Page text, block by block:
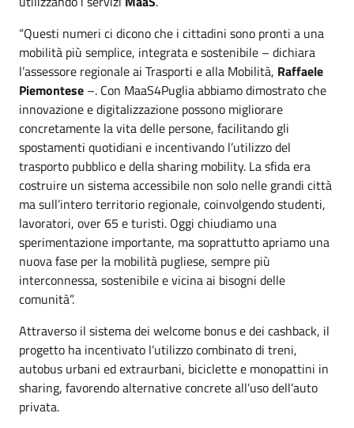
“Questi numeri ci dicono che i cittadini sono pronti a una
mobilità più semplice, integrata e sostenibile – dichiara
l’assessore regionale ai Trasporti e alla Mobilità, Raffaele
Piemontese –. Con MaaS4Puglia abbiamo dimostrato che
innovazione e digitalizzazione possono migliorare
concretamente la vita delle persone, facilitando gli
spostamenti quotidiani e incentivando l’utilizzo del
trasporto pubblico e della sharing mobility. La sfida era
costruire un sistema accessibile non solo nelle grandi città
ma sull’intero territorio regionale, coinvolgendo studenti,
lavoratori, over 65 e turisti. Oggi chiudiamo una
sperimentazione importante, ma soprattutto apriamo una
nuova fase per la mobilità pugliese, sempre più
interconnessa, sostenibile e vicina ai bisogni delle
comunità”.
Attraverso il sistema dei welcome bonus e dei cashback, il
progetto ha incentivato l’utilizzo combinato di treni,
autobus urbani ed extraurbani, biciclette e monopattini in
sharing, favorendo alternative concrete all’uso dell’auto
privata.